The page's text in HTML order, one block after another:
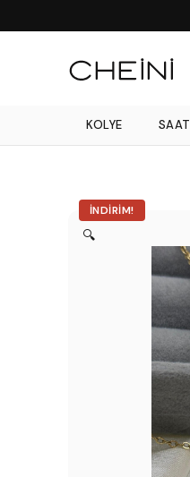
KOLYE SAAT
İNDIRIM!
🔍